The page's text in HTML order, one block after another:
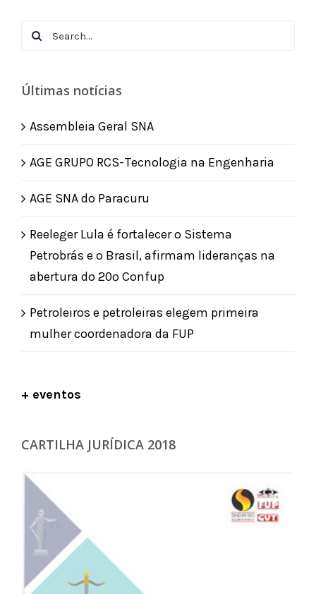
Search
Últimas notícias
Assembleia Geral SNA
AGE GRUPO RCS-Tecnologia na Engenharia
AGE SNA do Paracuru
Reeleger Lula é fortalecer o Sistema
Petrobrás e o Brasil, afirmam lideranças na
abertura do 20º Confup
Petroleiros e petroleiras elegem primeira
mulher coordenadora da FUP
+ eventos
CARTILHA JURÍDICA 2018